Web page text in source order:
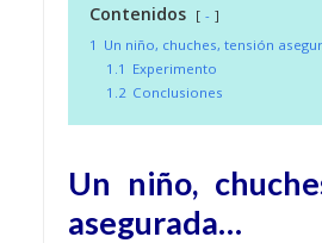
Contenidos
-
1 Un niño, chuches, tensión
1.1 Experimento
1.2 Conclusiones
Un niño,
asegurada…